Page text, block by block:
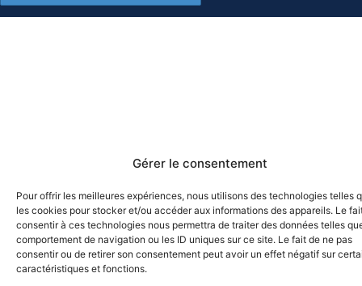
Gérer le consentement
Pour offrir les meilleures expériences, nous utilisons des technologies telles
les cookies pour stocker et/ou accéder aux informations des appareils. Le
consentir à ces technologies nous permettra de traiter des données telles
comportement de navigation ou les ID uniques sur ce site. Le fait de ne pas
consentir ou de retirer son consentement peut avoir un effet négatif sur
caractéristiques et fonctions.